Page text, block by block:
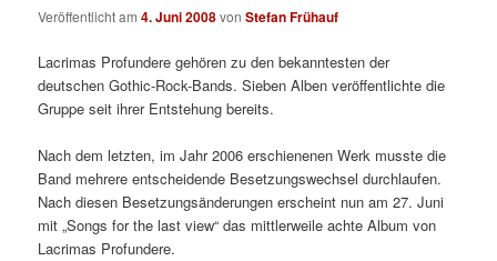
Veröffentlicht am4. Juni 2008vonStefan Frühauf
Lacrimas Profundere gehören zu den bekanntesten der
deutschen Gothic-Rock-Bands. Sieben Alben veröffentlichte die
Gruppe seit ihrer Entstehung bereits.
Nach dem letzten, im Jahr 2006 erschienenen Werk musste die
Band mehrere entscheidende Besetzungswechsel durchlaufen.
Nach diesen Besetzungsänderungen erscheint nun am 27. Juni
mit „Songs for the last view“ das mittlerweile achte Album von
Lacrimas Profundere.